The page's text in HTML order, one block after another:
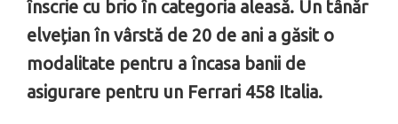
înscrie cu brio în categoria aleasă. Un tânăr
elvețian în vârstă de 20 de ani a găsit o
modalitate pentru a încasa banii de
asigurare pentru un Ferrari 458 Italia.